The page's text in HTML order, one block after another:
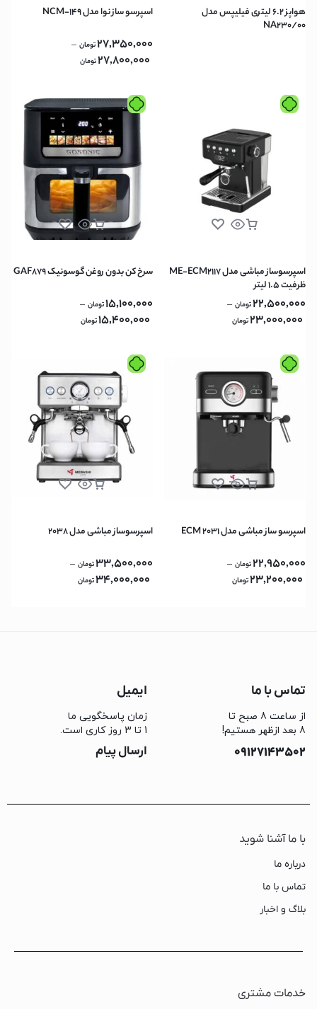
هواپز 6.2 لیتری فیلیپس مدل
NA230/00
اسپرسو ساز نوا مدل NCM-149
27,350,000تومان –
27,800,000تومان
اسپرسوساز مباشی مدل ME-ECM2117
ظرفیت ۱.۵ لیتر
22,500,000تومان –
23,000,000تومان
سرخ کن بدون روغن گوسونیک GAF879
15,100,000تومان –
15,400,000تومان
اسپرسو ساز مباشی مدل ECM 2031
22,950,000تومان –
23,200,000تومان
اسپرسوساز مباشی مدل 2038
33,500,000تومان –
34,000,000تومان
تماس با ما
از ساعت 8 صبح تا
8 بعد ازظهر هستیم!
09127143502
ایمیل
زمان پاسخگویی ما
1 تا 3 روز کاری است.
ارسال پیام
با ما آشنا شوید
درباره ما
تماس با ما
بلاگ و اخبار
خدمات مشتری